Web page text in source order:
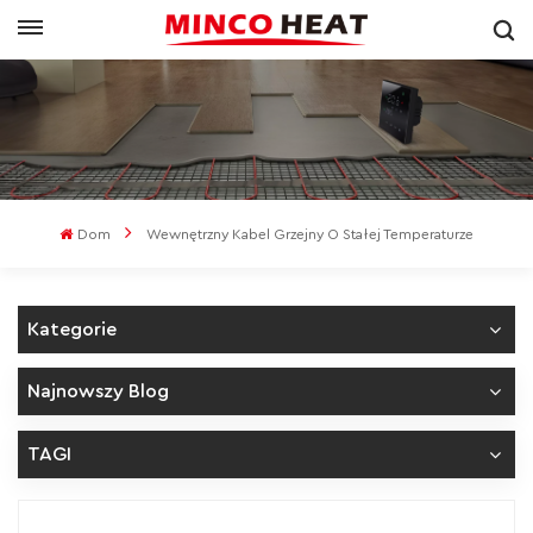
Dom Wewnętrzny Kabel Grzejny O Stałej Temperaturze
Kategorie
Najnowszy Blog
TAGI